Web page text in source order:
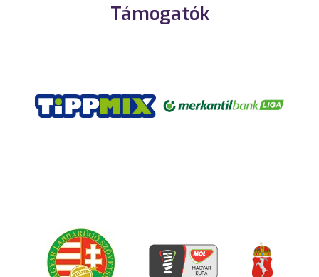
Támogatók